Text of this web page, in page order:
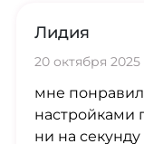
Лидия
20 октября 2025
мне
настройками
ни на секунду